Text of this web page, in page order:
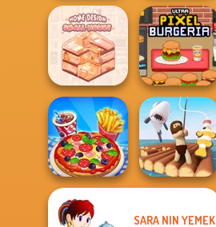
French Fry Frenzy YORG.io
Home Design:
Small House
Ultra Pixel
Burgeria
SARA NIN YEMEK